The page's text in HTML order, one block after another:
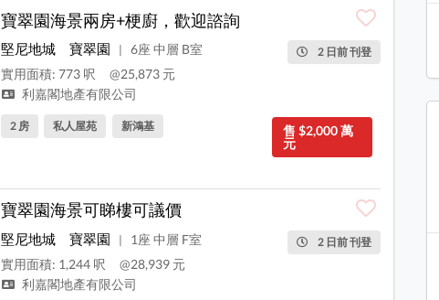
寶翠園海景兩房+梗廚，歡迎諮詢
2 日前 刊登
堅尼地城 寶翠園 |
6座 中層 B室
實用面積: 773 呎
@25,873 元
利嘉閣地產有限公司
售 $2,000 萬
元
2 房 私人屋苑 新鴻基
寶翠園海景可睇樓可議價
2 日前 刊登
堅尼地城 寶翠園 |
1座 中層 F室
實用面積: 1,244 呎
@28,939 元
利嘉閣地產有限公司